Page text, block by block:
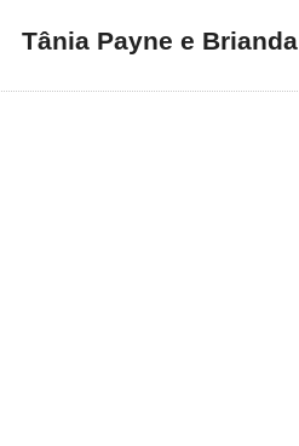
Tânia Payne e